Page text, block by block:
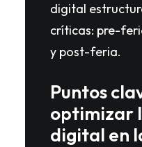
digital
críticas: pre-
y post-feria.
Puntos
optimizar
digital en